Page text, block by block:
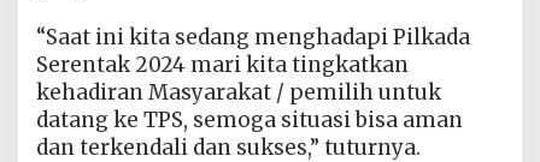
“Saat ini kita sedang menghadapi Pilkada
Serentak 2024 mari kita tingkatkan
kehadiran Masyarakat / pemilih untuk
datang ke TPS, semoga situasi bisa aman
dan terkendali dan sukses,” tuturnya.